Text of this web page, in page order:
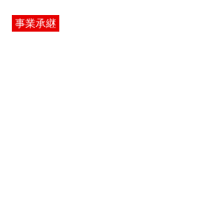
事業承継